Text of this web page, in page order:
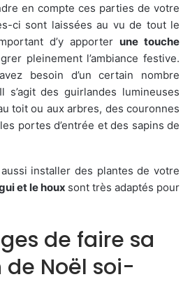
en compte ces parties de votre
ci sont laissées au vu de tout le
d’y apporter une touche
pleinement l’ambiance festive.
besoin d’un certain nombre
s’agit des guirlandes lumineuses
toit ou aux arbres, des couronnes
portes d’entrée et des sapins de
installer des plantes de votre
et le houx sont très adaptés pour
de faire sa
Noël soi-